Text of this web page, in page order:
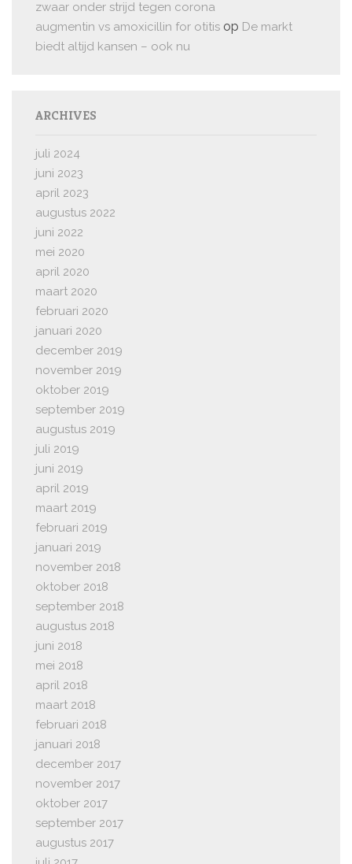
zwaar onder strijd tegen corona
augmentin vs amoxicillin for otitis op De markt
biedt altijd kansen – ook nu
ARCHIVES
juli 2024
juni 2023
april 2023
augustus 2022
juni 2022
mei 2020
april 2020
maart 2020
februari 2020
januari 2020
december 2019
november 2019
oktober 2019
september 2019
augustus 2019
juli 2019
juni 2019
april 2019
maart 2019
februari 2019
januari 2019
november 2018
oktober 2018
september 2018
augustus 2018
juni 2018
mei 2018
april 2018
maart 2018
februari 2018
januari 2018
december 2017
november 2017
oktober 2017
september 2017
augustus 2017